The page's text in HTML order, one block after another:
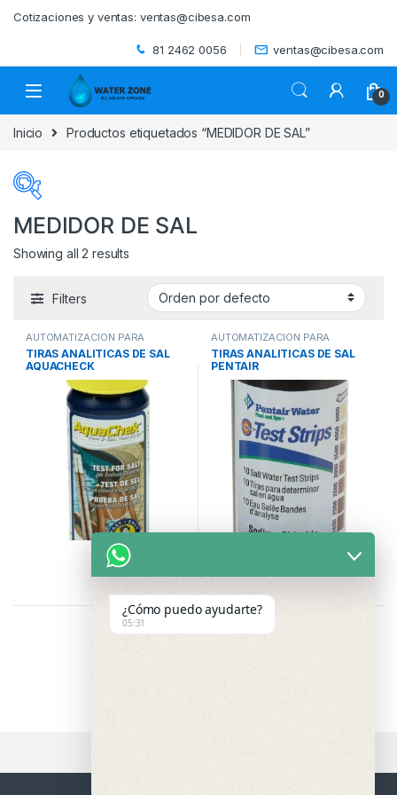
Cotizaciones y ventas: ventas@cibesa.com
81 2462 0056 ventas@cibesa.com
0
Inicio Productos etiquetados “MEDIDOR DE SAL”
ACCESORIOS (0)
BEBEDEROS(0)
BIODIGESTORES
CISTERNAS(0)
PISCINAS(180)
RECUBRIMIENTOS
SIN CATEGORIA
SISTEMAS DE BOMBEO
SISTEMAS DE TRATAMIENTO DE AGUA
TINACOS(0)
MEDIDOR DE SAL
Showing all 2 results
Filters
AUTOMATIZACION PARA
PISCINAS , PISCINAS,
SANITIZACION
TIRAS ANALITICAS DE SAL
AQUACHECK
AUTOMATIZACION PARA
PISCINAS , PISCINAS,
SANITIZACION
TIRAS ANALITICAS DE SAL
PENTAIR
Showing all 2 results
¿Cómo puedo ayudarte?
05:31